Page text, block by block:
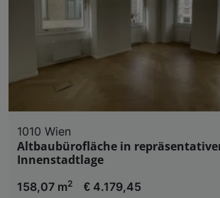
1010 Wien
Altbaubürofläche in
Innenstadtlage
158,07 m2
€ 4.179,45